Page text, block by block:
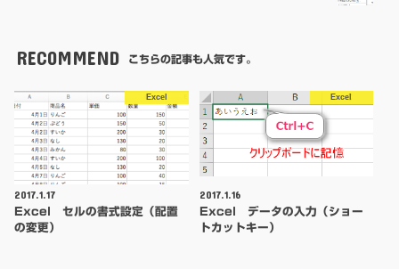
RECOMMEND こちらの記事も人気です。
Excel
2017.1.17
Excel セルの書式設定（配置
の変更）
Excel
2017.1.16
Excel データの入力（ショー
トカットキー）